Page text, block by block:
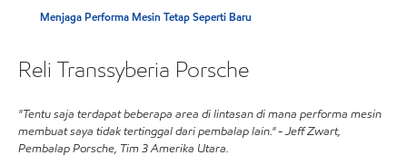
Menjaga Performa Mesin Tetap Seperti Baru
Reli Transsyberia Porsche
"Tentu saja terdapat beberapa area di lintasan di mana performa mesin
membuat saya tidak tertinggal dari pembalap lain." - Jeff Zwart,
Pembalap Porsche, Tim 3 Amerika Utara.